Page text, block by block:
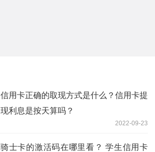
信用卡正确的取现方式是什么？信用卡提
现利息是按天算吗？
2022-09-23
骑士卡的激活码在哪里看？ 学生信用卡